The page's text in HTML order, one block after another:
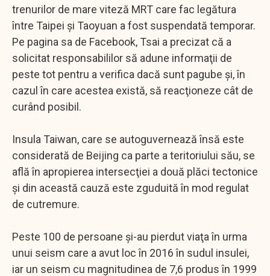
trenurilor de mare viteză MRT care fac legătura
între Taipei şi Taoyuan a fost suspendată temporar.
Pe pagina sa de Facebook, Tsai a precizat că a
solicitat responsabililor să adune informaţii de
peste tot pentru a verifica dacă sunt pagube şi, în
cazul în care acestea există, să reacţioneze cât de
curând posibil.
Insula Taiwan, care se autoguvernează însă este
considerată de Beijing ca parte a teritoriului său, se
află în apropierea intersecţiei a două plăci tectonice
şi din această cauză este zguduită în mod regulat
de cutremure.
Peste 100 de persoane şi-au pierdut viaţa în urma
unui seism care a avut loc în 2016 în sudul insulei,
iar un seism cu magnitudinea de 7,6 produs în 1999